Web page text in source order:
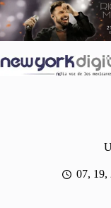
Saltar
al
contenido
07, 19,